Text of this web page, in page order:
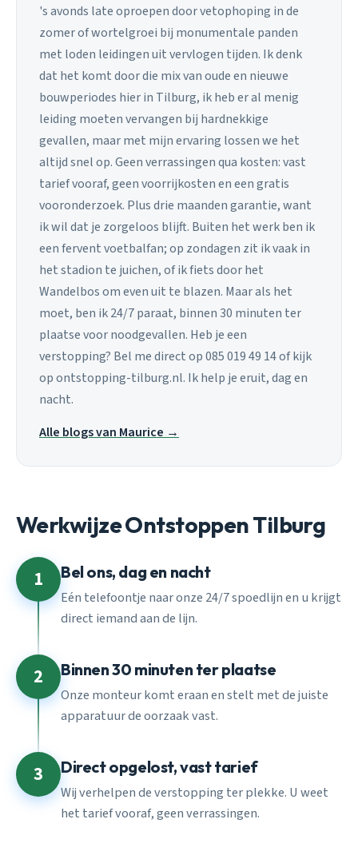
's avonds late oproepen door vetophoping in de
zomer of wortelgroei bij monumentale panden
met loden leidingen uit vervlogen tijden. Ik denk
dat het komt door die mix van oude en nieuwe
bouwperiodes hier in Tilburg, ik heb er al menig
leiding moeten vervangen bij hardnekkige
gevallen, maar met mijn ervaring lossen we het
altijd snel op. Geen verrassingen qua kosten: vast
tarief vooraf, geen voorrijkosten en een gratis
vooronderzoek. Plus drie maanden garantie, want
ik wil dat je zorgeloos blijft. Buiten het werk ben ik
een fervent voetbalfan; op zondagen zit ik vaak in
het stadion te juichen, of ik fiets door het
Wandelbos om even uit te blazen. Maar als het
moet, ben ik 24/7 paraat, binnen 30 minuten ter
plaatse voor noodgevallen. Heb je een
verstopping? Bel me direct op 085 019 49 14 of kijk
op ontstopping-tilburg.nl. Ik help je eruit, dag en
nacht.
Alle blogs van Maurice →
Werkwijze Ontstoppen Tilburg
1 Bel ons, dag en nacht
Eén telefoontje naar onze 24/7 spoedlijn en u krijgt
direct iemand aan de lijn.
2 Binnen 30 minuten ter plaatse
Onze monteur komt eraan en stelt met de juiste
apparatuur de oorzaak vast.
3 Direct opgelost, vast tarief
Wij verhelpen de verstopping ter plekke. U weet
het tarief vooraf, geen verrassingen.